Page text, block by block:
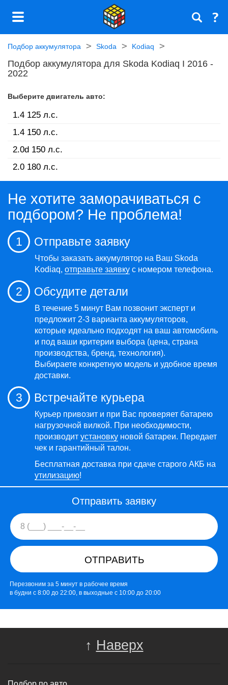
Подбор аккумулятора Skoda Kodiaq
Подбор аккумулятора для Skoda Kodiaq I 2016 -
2022
Выберите двигатель авто:
1.4 125 л.c.
1.4 150 л.c.
2.0d 150 л.c.
2.0 180 л.c.
Не хотите заморачиваться с
подбором? Не проблема!
1 Отправьте заявку
Чтобы заказать аккумулятор на Ваш Skoda
Kodiaq, отправьте заявку с номером телефона.
2 Обсудите детали
В течение 5 минут Вам позвонит эксперт и
предложит 2-3 варианта аккумуляторов,
которые идеально подходят на ваш автомобиль
и под ваши критерии выбора (цена, страна
производства, бренд, технология).
Выбираете конкретную модель и удобное время
доставки.
3 Встречайте курьера
Курьер привозит и при Вас проверяет батарею
нагрузочной вилкой. При необходимости,
производит установку новой батареи. Передает
чек и гарантийный талон.
Бесплатная доставка при сдаче старого АКБ на
утилизацию!
Отправить заявку
ОТПРАВИТЬ
Перезвоним за 5 минут в рабочее время
в будни с 8:00 до 22:00, в выходные с 10:00 до 20:00
↑ Наверх